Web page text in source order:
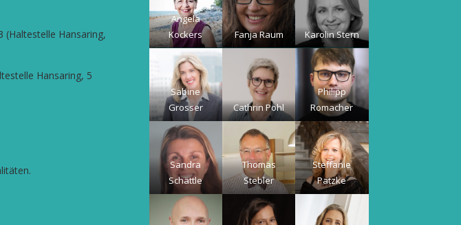
(Haltestelle Hansaring,
Hansaring, 5
Angela
Kockers
Fanja Raum Karolin Stern
Sabine
Grosser
Cathrin Pohl
Philipp
Romacher
Sandra
Schättle
Thomas
Stebler
Steffanie
Patzke